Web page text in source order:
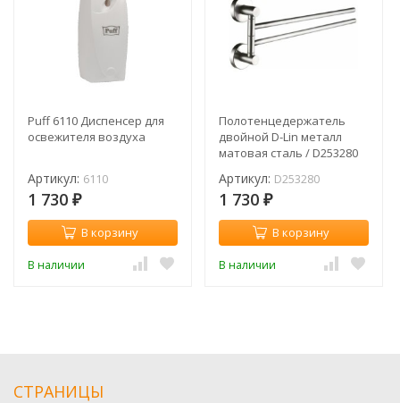
Puff 6110 Диспенсер для
освежителя воздуха
Артикул: 6110
1 730 ₽
В корзину
В наличии
Полотенцедержатель
двойной D-Lin металл
матовая сталь / D253280
Артикул: D253280
1 730 ₽
В корзину
В наличии
СТРАНИЦЫ